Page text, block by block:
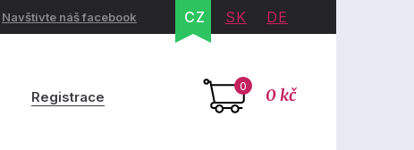
Navštivte náš facebook CZ SK DE
0 0 kč
Registrace